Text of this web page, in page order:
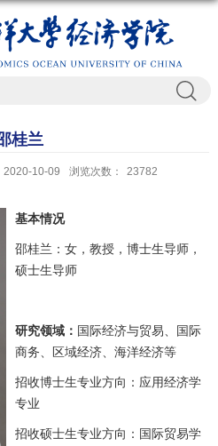
桂兰
2020-10-09 浏览次数： 23782
基本情况
邵桂兰：女，教授，博士生导师，
硕士生导师
研究领域： 国际经济与贸易、国际
商务、区域经济、海洋经济等
招收博士生专业方向：应用经济学
专业
招收硕士生专业方向：国际贸易学